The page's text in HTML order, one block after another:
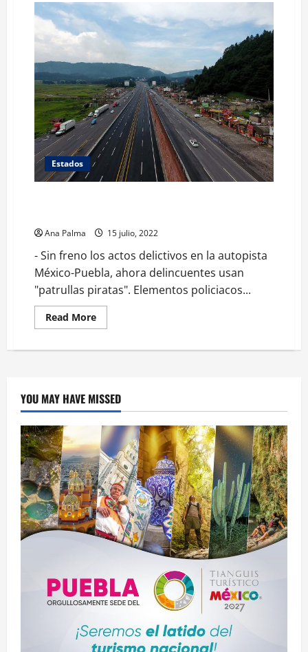
todos
nos
dolió”
la
muerte
de
Barbosa:
AMLO
Estados
Ana Palma 15 julio, 2022
- Sin freno los actos delictivos en la autopista
México-Puebla, ahora delincuentes usan
"patrullas piratas". Elementos policiacos...
Read MoreRead
more
aparecen
la
México-
Puebla
YOU MAY HAVE MISSED